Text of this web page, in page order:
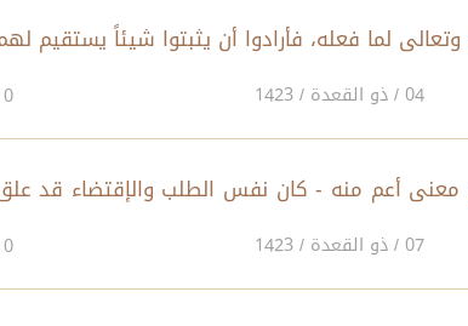
لما فعله، فأرادوا أن يثبتوا شيئاً يستقيم
04 / ذو القعدة / 1423 0
معنى أعم منه - كان نفس الطلب والإقتضاء قد
07 / ذو القعدة / 1423 0